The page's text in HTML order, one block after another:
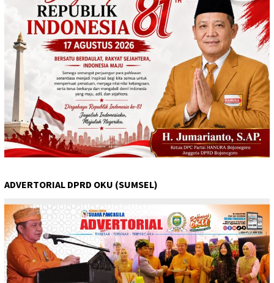
ADVERTORIAL DPRD OKU (SUMSEL)